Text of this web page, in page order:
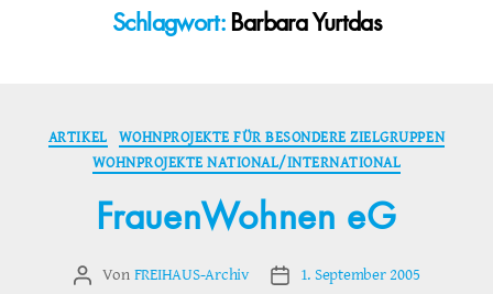
STATTBAU
HAMBURG
Schlagwort: Barbara Yurtdas
Kategorien
ARTIKEL
WOHNPROJEKTE FÜR BESONDERE ZIELGRUPPEN
WOHNPROJEKTE NATIONAL/INTERNATIONAL
FrauenWohnen eG
Beitragsautor
Von FREIHAUS-Archiv Veröffentlichungsdatum
1. September 2005